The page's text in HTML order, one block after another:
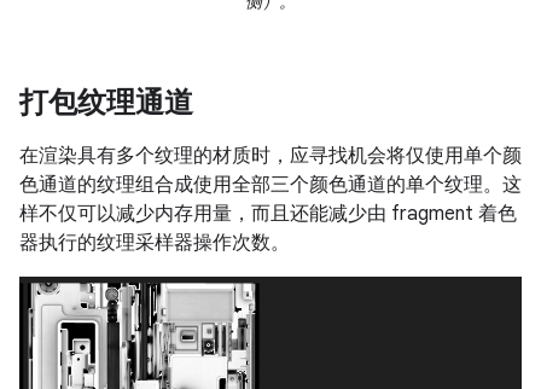
打包纹理通道
在渲染具有多个纹理的材质时，应寻找机会将仅使用单个颜
色通道的纹理组合成使用全部三个颜色通道的单个纹理。这
样不仅可以减少内存用量，而且还能减少由 fragment 着色
器执行的纹理采样器操作次数。